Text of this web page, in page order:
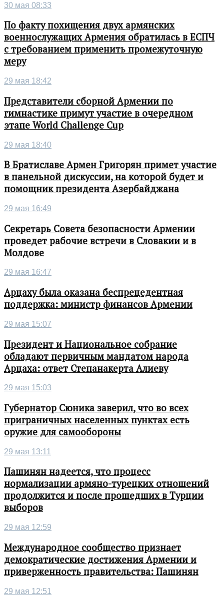
30 мая 08:33
По факту похищения двух армянских
военнослужащих Армения обратилась в ЕСПЧ
с требованием применить промежуточную
меру
29 мая 18:42
Представители сборной Армении по
гимнастике примут участие в очередном
этапе World Challenge Cup
29 мая 18:40
В Братиславе Армен Григорян примет участие
в панельной дискуссии, на которой будет и
помощник президента Азербайджана
29 мая 16:49
Секретарь Совета безопасности Армении
проведет рабочие встречи в Словакии и в
Молдове
29 мая 16:47
Арцаху была оказана беспрецедентная
поддержка: министр финансов Армении
29 мая 15:07
Президент и Национальное собрание
обладают первичным мандатом народа
Арцаха: ответ Степанакерта Алиеву
29 мая 15:03
Губернатор Сюника заверил, что во всех
приграничных населенных пунктах есть
оружие для самообороны
29 мая 13:11
Пашинян надеется, что процесс
нормализации армяно-турецких отношений
продолжится и после прошедших в Турции
выборов
29 мая 12:59
Международное сообщество признает
демократические достижения Армении и
приверженность правительства: Пашинян
29 мая 12:51